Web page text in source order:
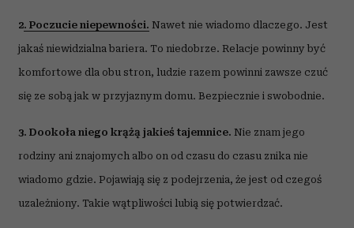
2. Poczucie niepewności. Nawet nie wiadomo dlaczego. Jest
jakaś niewidzialna bariera. To niedobrze. Relacje powinny być
komfortowe dla obu stron, ludzie razem powinni zawsze czuć
się ze sobą jak w przyjaznym domu. Bezpiecznie i swobodnie.
3. Dookoła niego krążą jakieś tajemnice. Nie znam jego
rodziny ani znajomych albo on od czasu do czasu znika nie
wiadomo gdzie. Pojawiają się z podejrzenia, że jest od czegoś
uzależniony. Takie wątpliwości lubią się potwierdzać.